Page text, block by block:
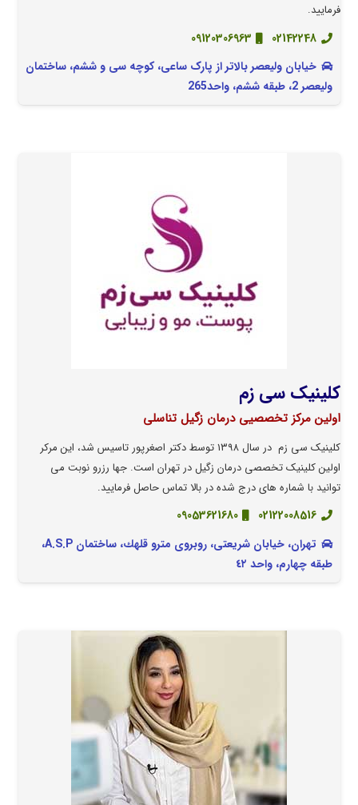
فرمایید.
02142248
09120306963
خیابان ولیعصر بالاتر از پارک ساعی، کوچه سی و ششم، ساختمان
ولیعصر 2، طبقه ششم، واحد265
کلینیک سی زم
اولین مرکز تخصصیی درمان زگیل تناسلی
کلینیک سی زم در سال ۱۳۹۸ توسط دکتر اصغرپور تاسیس شد، این مرکر
اولین کلینیک تخصصی درمان زگیل در تهران است. جها رزرو نوبت می
توانید با شماره های درج شده در بالا تماس حاصل فرمایید.
02122008516
09053621680
تهران، خيابان شريعتى، روبروى مترو قلهك، ساختمان A.S.P،
طبقه چهارم، واحد ٤٢